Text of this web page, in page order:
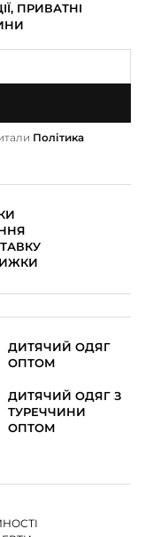
ПРИВАТНІ
Політика
ДИТЯЧИЙ ОДЯГ
ОПТОМ
ДИТЯЧИЙ ОДЯГ З
ТУРЕЧЧИНИ
ОПТОМ